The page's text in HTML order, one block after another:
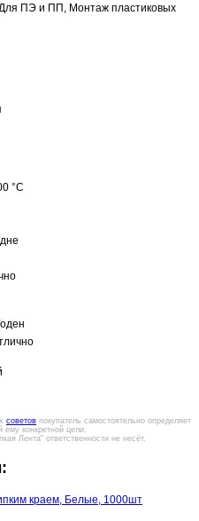
ПЭ и ПП, Монтаж пластиковых
°C
советов покупатель самостоятельно определяет
ему конкретной цели.
Лента" ответственности не несёт.